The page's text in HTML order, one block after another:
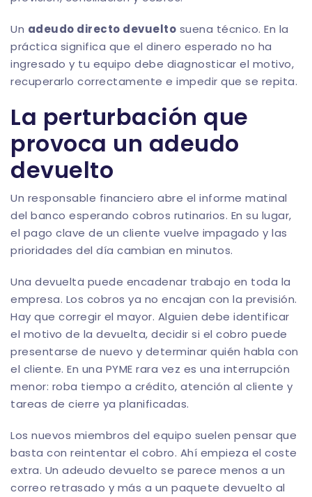
Un adeudo directo devuelto suena técnico. En la
práctica significa que el dinero esperado no ha
ingresado y tu equipo debe diagnosticar el motivo,
recuperarlo correctamente e impedir que se repita.
La perturbación que
provoca un adeudo
devuelto
Un responsable financiero abre el informe matinal
del banco esperando cobros rutinarios. En su lugar,
el pago clave de un cliente vuelve impagado y las
prioridades del día cambian en minutos.
Una devuelta puede encadenar trabajo en toda la
empresa. Los cobros ya no encajan con la previsión.
Hay que corregir el mayor. Alguien debe identificar
el motivo de la devuelta, decidir si el cobro puede
presentarse de nuevo y determinar quién habla con
el cliente. En una PYME rara vez es una interrupción
menor: roba tiempo a crédito, atención al cliente y
tareas de cierre ya planificadas.
Los nuevos miembros del equipo suelen pensar que
basta con reintentar el cobro. Ahí empieza el coste
extra. Un adeudo devuelto se parece menos a un
correo retrasado y más a un paquete devuelto al